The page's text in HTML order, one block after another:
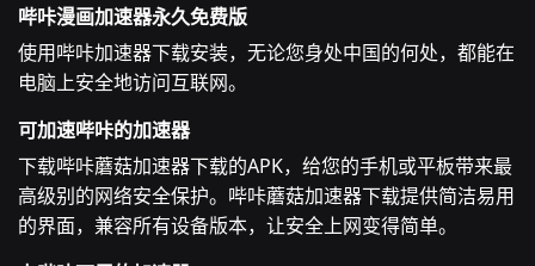
哔咔漫画加速器永久免费版
使用哔咔加速器下载安装，无论您身处中国的何处，都能在
电脑上安全地访问互联网。
可加速哔咔的加速器
下载哔咔蘑菇加速器下载的APK，给您的手机或平板带来最
高级别的网络安全保护。哔咔蘑菇加速器下载提供简洁易用
的界面，兼容所有设备版本，让安全上网变得简单。